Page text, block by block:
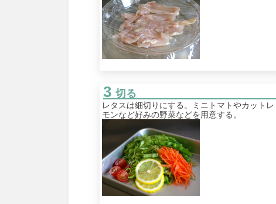
切る
レタスは細切りにする。ミニトマトやカットレ
モンなど好みの野菜などを用意する。